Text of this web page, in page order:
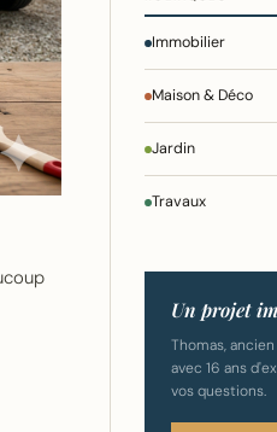
Immobilier
Maison & Déco
Jardin
Travaux
Un projet
Thomas,
avec 16 ans
vos questions.